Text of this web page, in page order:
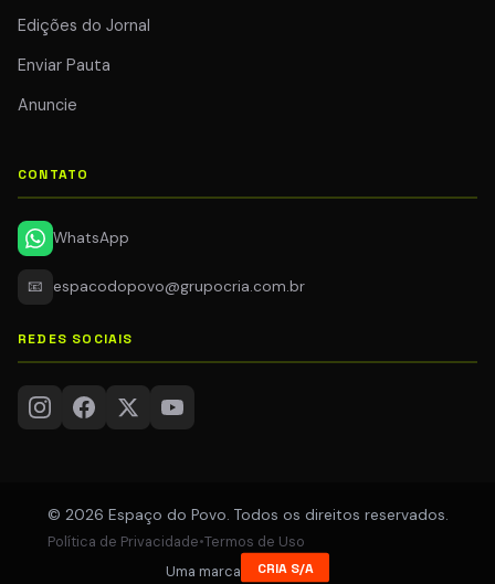
Edições do Jornal
Enviar Pauta
Anuncie
CONTATO
WhatsApp
📧 espacodopovo@grupocria.com.br
REDES SOCIAIS
© 2026 Espaço do Povo. Todos os direitos reservados.
Política de Privacidade•Termos de Uso
Uma marca
CRIA S/A